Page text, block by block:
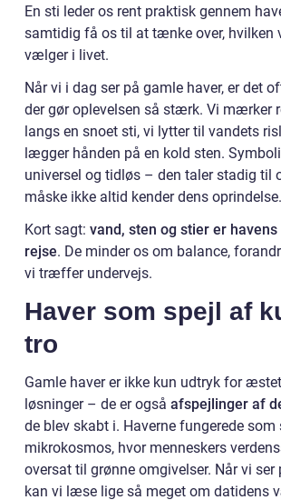
En sti leder os rent praktisk gennem
samtidig få os til at tænke over, hvilken
vælger i livet.
Når vi i dag ser på gamle haver, er det
der gør oplevelsen så stærk. Vi mærker
langs en snoet sti, vi lytter til vandets
lægger hånden på en kold sten.
universel og tidløs – den taler stadig til
måske ikke altid kender dens oprindelse.
Kort sagt: vand, sten og stier er
rejse. De minder os om balance,
vi træffer undervejs.
Haver som spejl af
tro
Gamle haver er ikke kun udtryk for
løsninger – de er også afspejlinger af
de blev skabt i. Haverne fungerede som
mikrokosmos, hvor menneskers
oversat til grønne omgivelser. Når vi ser
kan vi læse lige så meget om datidens